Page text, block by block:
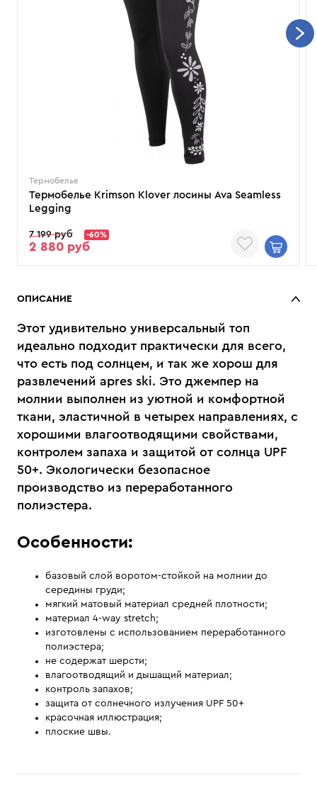
Термобелье
Термобелье Krimson Klover лосины Ava Seamless
Legging
7 199 руб -60%
2 880 руб
ОПИСАНИЕ
Этот удивительно универсальный топ
идеально подходит практически для всего,
что есть под солнцем, и так же хорош для
развлечений apres ski. Это джемпер на
молнии выполнен из уютной и комфортной
ткани, эластичной в четырех направлениях, с
хорошими влагоотводящими свойствами,
контролем запаха и защитой от солнца UPF
50+. Экологически безопасное
производство из переработанного
полиэстера.
Особенности:
базовый слой воротом-стойкой на молнии до
середины груди;
мягкий матовый материал средней плотности;
материал 4-way stretch;
изготовлены с использованием переработанного
полиэстера;
не содержат шерсти;
влагоотводящий и дышащий материал;
контроль запахов;
защита от солнечного излучения UPF 50+
красочная иллюстрация;
плоские швы.